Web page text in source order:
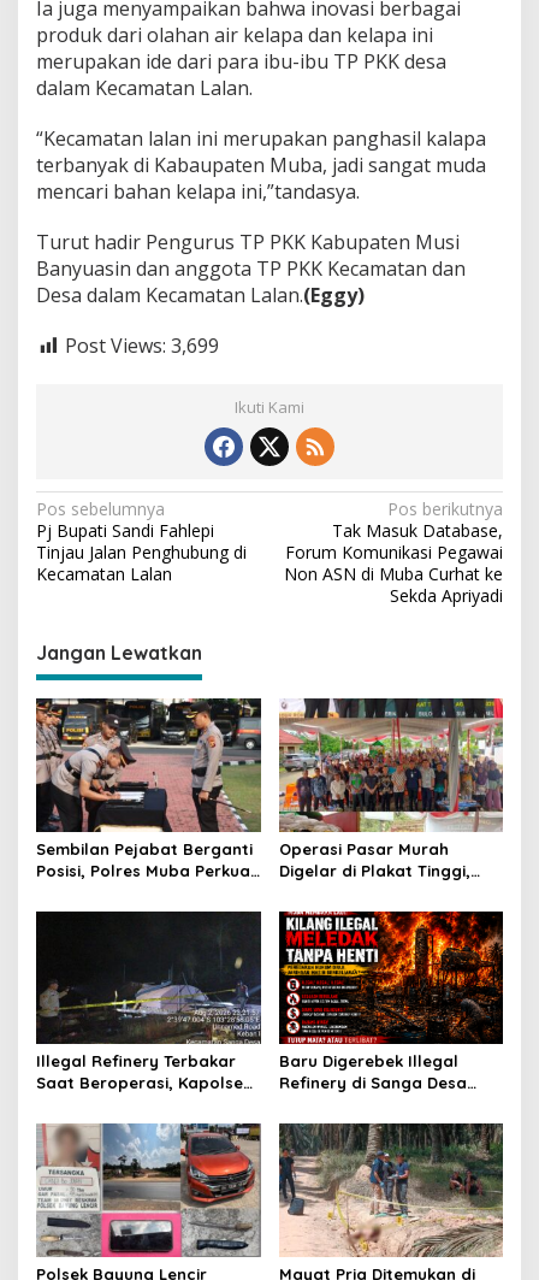
Ia juga menyampaikan bahwa inovasi berbagai
produk dari olahan air kelapa dan kelapa ini
merupakan ide dari para ibu-ibu TP PKK desa
dalam Kecamatan Lalan.
“Kecamatan lalan ini merupakan panghasil kalapa
terbanyak di Kabaupaten Muba, jadi sangat muda
mencari bahan kelapa ini,”tandasya.
Turut hadir Pengurus TP PKK Kabupaten Musi
Banyuasin dan anggota TP PKK Kecamatan dan
Desa dalam Kecamatan Lalan.(Eggy)
Post Views: 3,699
Ikuti Kami
N
a
v
g
a
s
i
p
o
s
Pos sebelumnya
Pj Bupati Sandi Fahlepi
Tinjau Jalan Penghubung di
Kecamatan Lalan
Pos berikutnya
Tak Masuk Database,
Forum Komunikasi Pegawai
Non ASN di Muba Curhat ke
Sekda Apriyadi
Jangan Lewatkan
Sembilan Pejabat Berganti
Posisi, Polres Muba Perkuat
Presisi
Operasi Pasar Murah
Digelar di Plakat Tinggi,
Subsidi untuk Ringankan
Beban Warga
Illegal Refinery Terbakar
Saat Beroperasi, Kapolsek
Penindakan dan
Pencegahan Terus
Dilakukan
Baru Digerebek Illegal
Refinery di Sanga Desa
Hukum Dipertanyakan
Polsek Bayung Lencir
Mayat Pria Ditemukan di